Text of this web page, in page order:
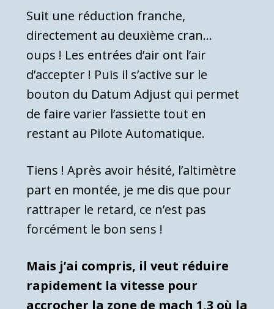
Suit une réduction franche,
directement au deuxième cran…
oups ! Les entrées d’air ont l’air
d’accepter ! Puis il s’active sur le
bouton du Datum Adjust qui permet
de faire varier l’assiette tout en
restant au Pilote Automatique.
Tiens ! Après avoir hésité, l’altimètre
part en montée, je me dis que pour
rattraper le retard, ce n’est pas
forcément le bon sens !
Mais j’ai compris, il veut réduire
rapidement la vitesse pour
accrocher la zone de mach 1,3 où la